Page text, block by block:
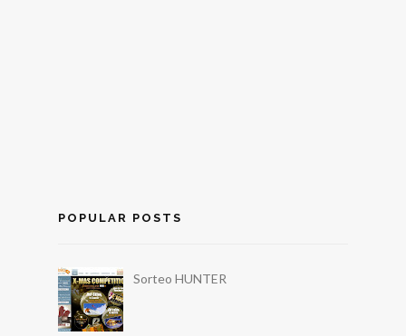
POPULAR POSTS
Sorteo HUNTER